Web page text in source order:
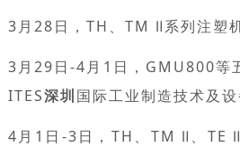
3月28日，TH、TM Ⅱ系列注塑
3月29日-4月1日，GMU800等
ITES深圳国际工业制造技术及设
4月1日-3日，TH、TM Ⅱ、TE